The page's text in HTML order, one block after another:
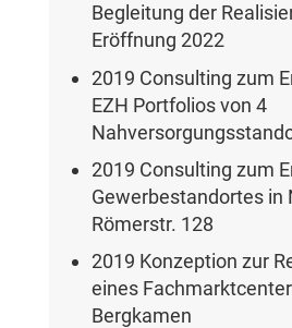
Begleitung der
Eröffnung 2022
2019 Consulting zum
EZH Portfolios von 4
2019 Consulting zum
Gewerbestandortes in
Römerstr. 128
2019 Konzeption zur
eines
Bergkamen